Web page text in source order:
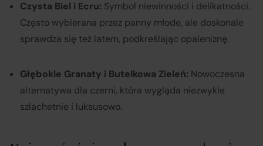
Czysta Biel i Ecru: Symbol niewinności i delikatności.
Często wybierana przez panny młode, ale doskonale
sprawdza się też latem, podkreślając opaleniznę.
Głębokie Granaty i Butelkowa Zieleń: Nowoczesna
alternatywa dla czerni, która wygląda niezwykle
szlachetnie i luksusowo.